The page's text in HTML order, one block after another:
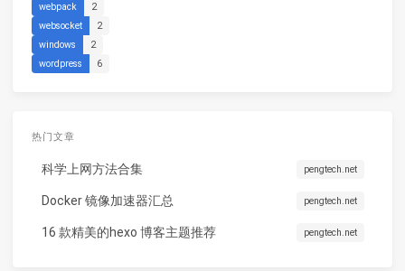
webpack
2
websocket
2
windows
2
wordpress
6
热门文章
科学上网方法合集 pengtech.net
Docker 镜像加速器汇总 pengtech.net
16 款精美的hexo 博客主题推荐 pengtech.net